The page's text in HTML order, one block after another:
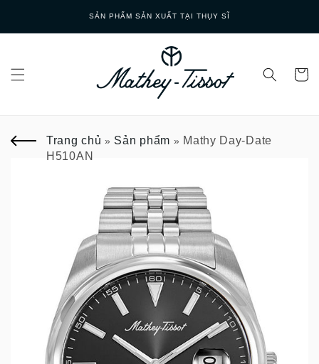
GIAO HÀNG NHANH
Trang chủ » Sản phẩm » Mathy Day-Date
H510AN